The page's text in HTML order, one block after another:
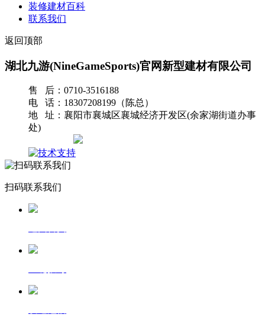
装修建材百科
联系我们
返回顶部
湖北九游(NineGameSports)官网新型建材有限公司
售 后：0710-3516188
电 话：18307208199（陈总）
地 址：襄阳市襄城区襄城经济开发区(余家湖街道办事
处)
扫码联系我们